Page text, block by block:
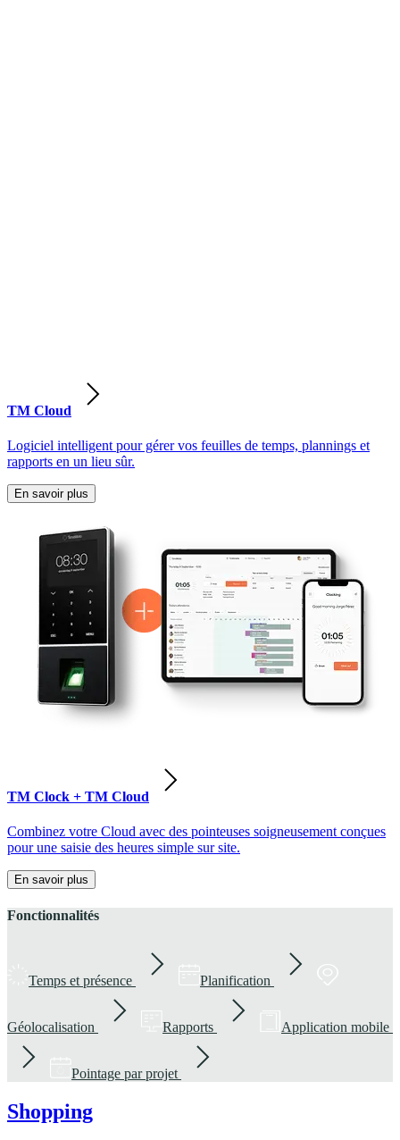
TM Cloud
Logiciel intelligent pour gérer vos feuilles de temps, plannings et
rapports en un lieu sûr.
En savoir plus
TM Clock + TM Cloud
Combinez votre Cloud avec des pointeuses soigneusement conçues
pour une saisie des heures simple sur site.
En savoir plus
Fonctionnalités
Temps et présence Planification
Géolocalisation Rapports Application mobile
Pointage par projet
Shopping